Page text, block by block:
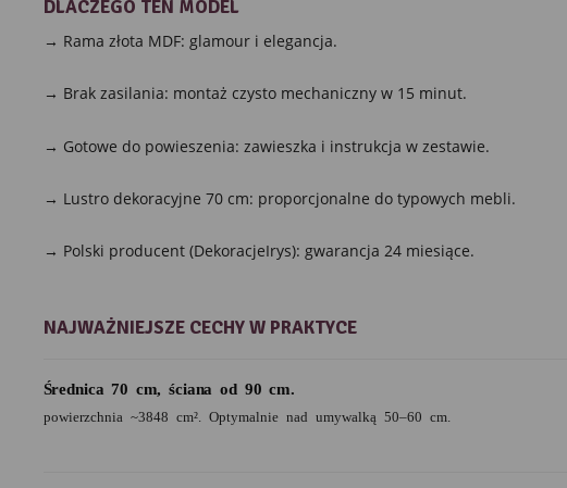
DLACZEGO TEN MODEL
→ Rama złota MDF: glamour i elegancja.
→ Brak zasilania: montaż czysto mechaniczny w 15 minut.
→ Gotowe do powieszenia: zawieszka i instrukcja w zestawie.
→ Lustro dekoracyjne 70 cm: proporcjonalne do typowych mebli.
→ Polski producent (DekoracjeIrys): gwarancja 24 miesiące.
NAJWAŻNIEJSZE CECHY W PRAKTYCE
Średnica 70 cm, ściana od 90 cm.
powierzchnia ~3848 cm². Optymalnie nad umywalką 50–60 cm.